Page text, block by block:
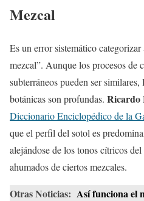
Mezcal
Es un error sistemático
mezcal”. Aunque los procesos de
subterráneos pueden ser
botánicas son profundas. Ricardo
Diccionario Enciclopédico de la
que el perfil del sotol es
alejándose de los tonos cítricos
ahumados de ciertos mezcales.
Otras Noticias: Así funciona el